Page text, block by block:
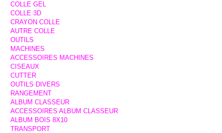
COLLE GEL
COLLE 3D
CRAYON COLLE
AUTRE COLLE
OUTILS
MACHINES
ACCESSOIRES MACHINES
CISEAUX
CUTTER
OUTILS DIVERS
RANGEMENT
ALBUM CLASSEUR
ACCESSOIRES ALBUM CLASSEUR
ALBUM BOIS 8X10
TRANSPORT